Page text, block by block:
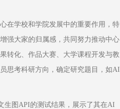
在学校和学院发展中的重要作用，特
强大家的归属感，共同努力推动中心
转化、作品大赛、大学课程开发与教
思考科研方向，确定研究题目，如AI
生图API的测试结果，展示了其在AI